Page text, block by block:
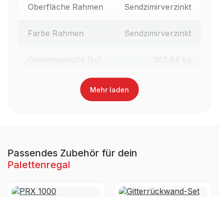
Oberfläche Rahmen Sendzimirverzinkt
Farbe Rahmen Sendzimirverzinkt
Gesamtgewicht (kg) 363,84 kg
Regalhöhe gesamt (mm)
Farbe Traversen
Material Stahl
Mehr laden
Passendes Zubehör für dein
Palettenregal